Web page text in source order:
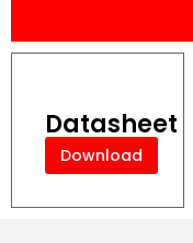
Datasheet
Download